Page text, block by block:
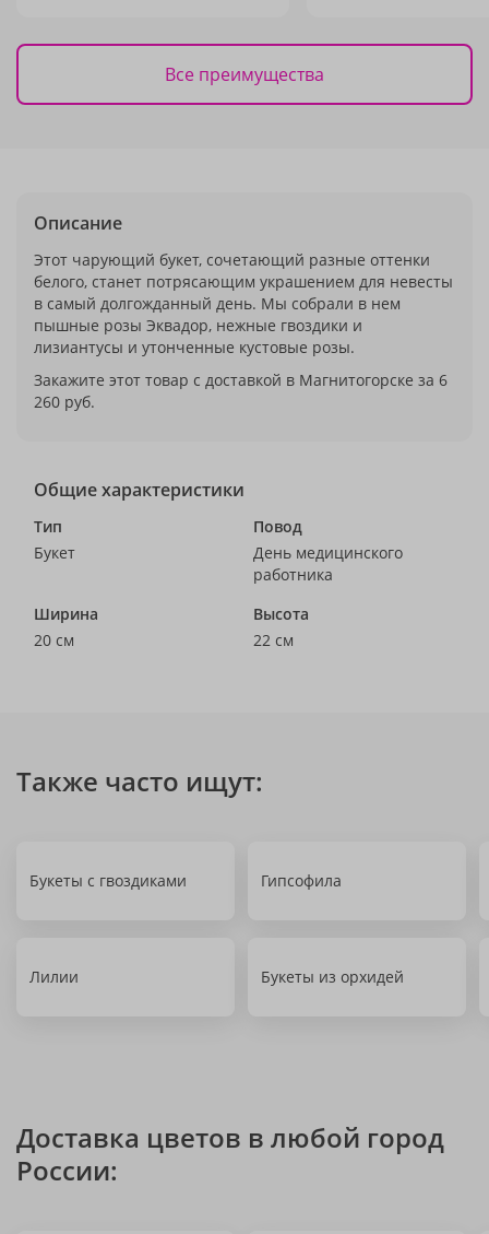
Все преимущества
Описание
Этот чарующий букет, сочетающий разные оттенки
белого, станет потрясающим украшением для невесты
в самый долгожданный день. Мы собрали в нем
пышные розы Эквадор, нежные гвоздики и
лизиантусы и утонченные кустовые розы.
Закажите этот товар с доставкой в Магнитогорске за 6
260 руб.
Общие характеристики
Тип
Букет
Повод
День медицинского
работника
Ширина
20 см
Высота
22 см
Также часто ищут:
Букеты с гвоздиками Гипсофила
Лилии Букеты из орхидей
Доставка цветов в любой город
России: